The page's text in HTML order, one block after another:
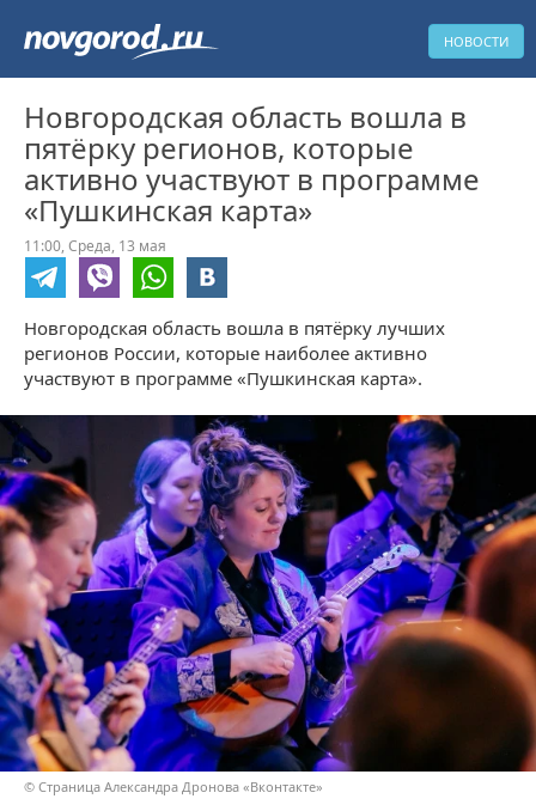
НОВОСТИ
Новгородская область вошла в
пятёрку регионов, которые
активно участвуют в программе
«Пушкинская карта»
11:00, Среда, 13 мая
Новгородская область вошла в пятёрку лучших
регионов России, которые наиболее активно
участвуют в программе «Пушкинская карта».
© Страница Александра Дронова «Вконтакте»